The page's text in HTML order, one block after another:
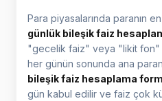
Para piyasalarında paranın
günlük bileşik faiz
"gecelik faiz" veya "likit fon"
her günün sonunda ana
bileşik faiz hesaplama
gün kabul edilir ve faiz çok